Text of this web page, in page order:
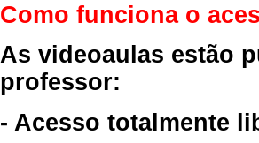
Como funciona o
As videoaulas estão
professor:
- Acesso totalmente